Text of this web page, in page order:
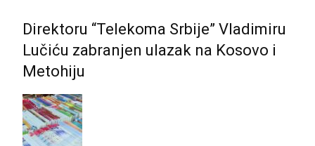
Direktoru “Telekoma Srbije” Vladimiru
Lučiću zabranjen ulazak na Kosovo i
Metohiju